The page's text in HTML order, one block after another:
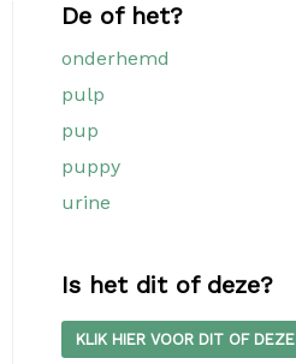
De of het?
onderhemd
pulp
pup
puppy
urine
Is het dit of deze?
KLIK HIER VOOR DIT OF DEZE